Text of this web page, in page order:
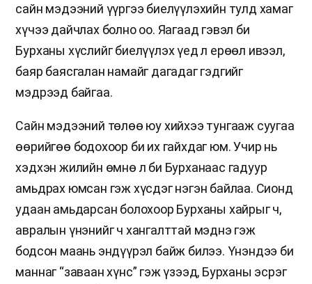
сайн мэдээний үүргээ биелүүлэхийн тулд хамаг
хүчээ дайчлах болно оо. Яагаад гэвэл би
Бурханы хүслийг биелүүлэх үед л ерөөл ивээл,
баяр баясгалан намайг дагадаг гэдгийг
мэдрээд байгаа.
Сайн мэдээний төлөө юу хийхээ тунгааж суугаа
өөрийгөө бодохоор би их гайхдаг юм. Учир нь
хэдхэн жилийн өмнө л би Бурханаас гадуур
амьдрах юмсан гэж хүсдэг нэгэн байлаа. Сионд
удаан амьдарсан болохоор Бурханы хайрыг ч,
авралын үнэнийг ч хангалттай мэднэ гэж
бодсон маань эндүүрэл байж билээ. Үнэндээ би
маннаг “заваан хүнс” гэж үзээд, Бурханы эсрэг